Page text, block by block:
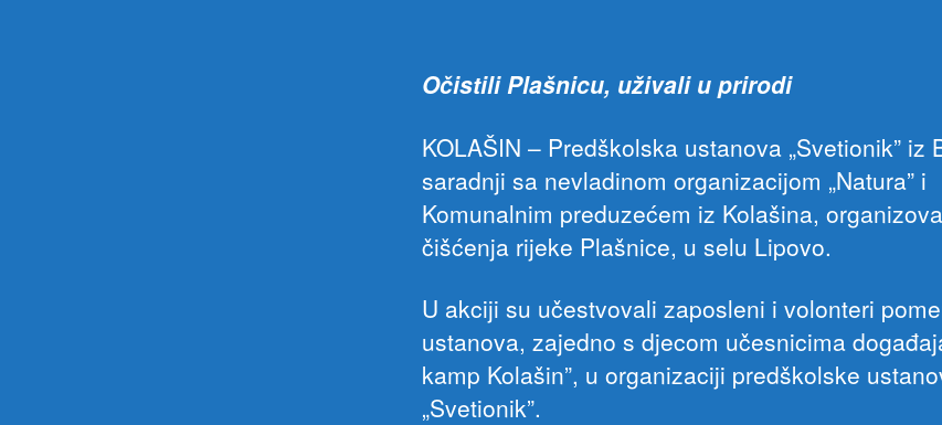
Očistili Plašnicu, uživali u prirodi
KOLAŠIN – Predškolska ustanova „Svetionik” iz
saradnji sa nevladinom organizacijom „Natura” i
Komunalnim preduzećem iz Kolašina,
čišćenja rijeke Plašnice, u selu Lipovo.
U akciji su učestvovali zaposleni i volonteri
ustanova, zajedno s djecom učesnicima
kamp Kolašin”, u organizaciji predškolske
„Svetionik”.